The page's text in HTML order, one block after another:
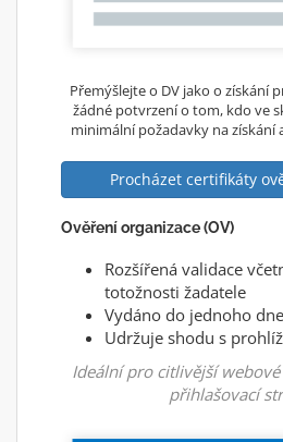
Přemýšlejte o DV jako o získání
žádné potvrzení o tom, kdo ve
minimální požadavky na získání
Procházet certifikáty
Ověření organizace (OV)
Rozšířená validace
totožnosti žadatele
Vydáno do jednoho dne
Udržuje shodu s
Ideální pro citlivější
přihlašovací